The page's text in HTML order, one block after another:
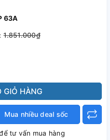
63A
1.851.000₫
GIỎ HÀNG
Mua nhiều deal sốc
tư vấn mua hàng